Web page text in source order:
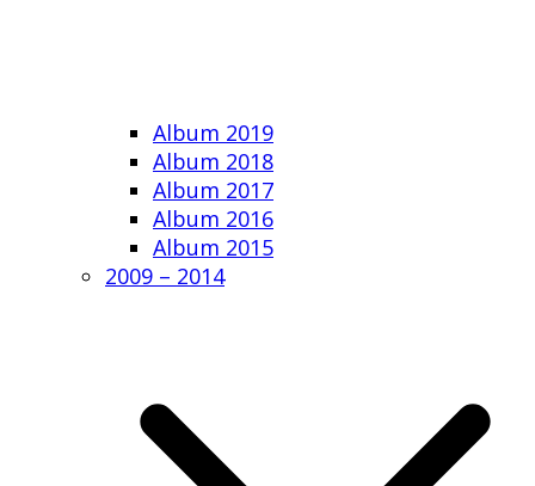
Album 2019
Album 2018
Album 2017
Album 2016
Album 2015
2009 – 2014